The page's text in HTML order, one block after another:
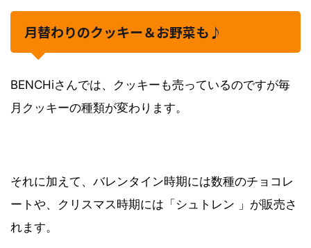
月替わりのクッキー＆お野菜も♪
BENCHiさんでは、クッキーも売っているのですが毎
月クッキーの種類が変わります。
それに加えて、バレンタイン時期には数種のチョコレ
ートや、クリスマス時期には「シュトレン 」が販売さ
れます。